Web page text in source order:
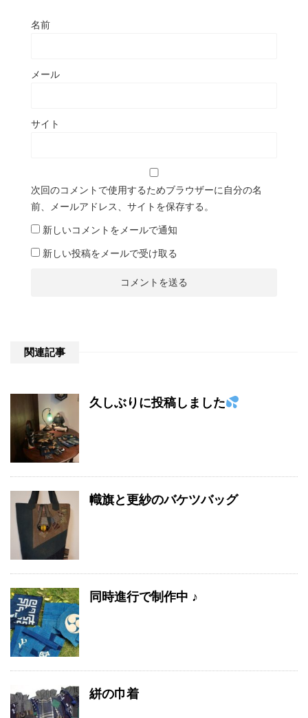
名前
メール
サイト
次回のコメントで使用するためブラウザーに自分の名
前、メールアドレス、サイトを保存する。
新しいコメントをメールで通知
新しい投稿をメールで受け取る
関連記事
久しぶりに投稿しました
幟旗と更紗のバケツバッグ
同時進行で制作中 ♪
絣の巾着